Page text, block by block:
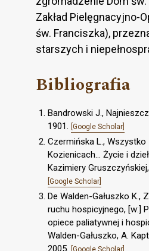
Zakład Pielęgnacyjno-
św. Franciszka),
starszych i
Bibliografia
Bandrowski J.,
1901. [Google Scholar]
Czermińska L., Wszystko
Kozienicach... Życie i
Kazimiery
[Google Scholar]
De Walden-Gałuszko K.,
ruchu hospicyjnego, [w:]
opiece paliatywnej i
Walden-Gałuszko, A.
2005.
[Google Scholar]